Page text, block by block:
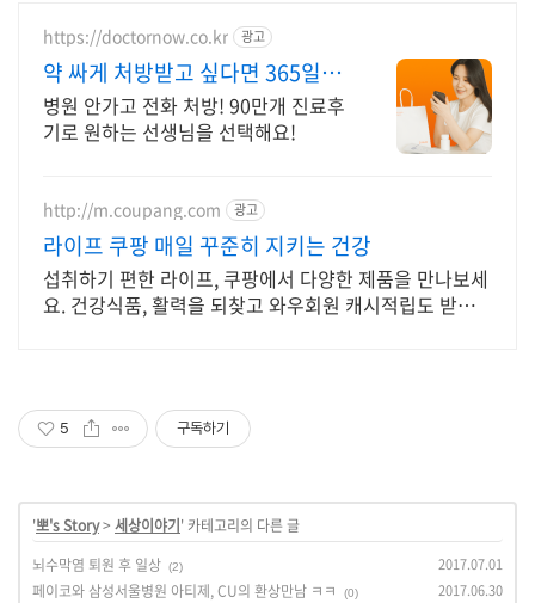
https://doctornow.co.kr 광고
약 싸게 처방받고 싶다면 365일
24시간 진료가능
병원 안가고 전화 처방! 90만개 진료후
기로 원하는 선생님을 선택해요!
http://m.coupang.com 광고
라이프 쿠팡 매일 꾸준히 지키는 건강
섭취하기 편한 라이프, 쿠팡에서 다양한 제품을 만나보세
요. 건강식품, 활력을 되찾고 와우회원 캐시적립도 받으
5 구독하기
'뽀's Story> 세상이야기' 카테고리의 다른 글
뇌수막염 퇴원 후 일상 (2) 2017.07.01
페이코와 삼성서울병원 아티제, CU의 환상만남 ㅋㅋ (0) 2017.06.30